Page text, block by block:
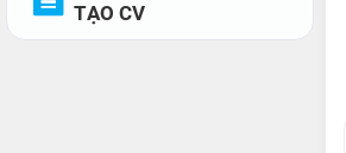
TẠO CV